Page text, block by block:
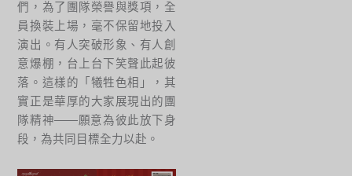
們，為了團隊榮譽與獎項，全
員換裝上場，毫不保留地投入
演出。有人突破形象、有人創
意爆棚，台上台下笑聲此起彼
落。這樣的「犧牲色相」，其
實正是華厚的大家展現出的團
隊精神——願意為彼此放下身
段，為共同目標全力以赴。